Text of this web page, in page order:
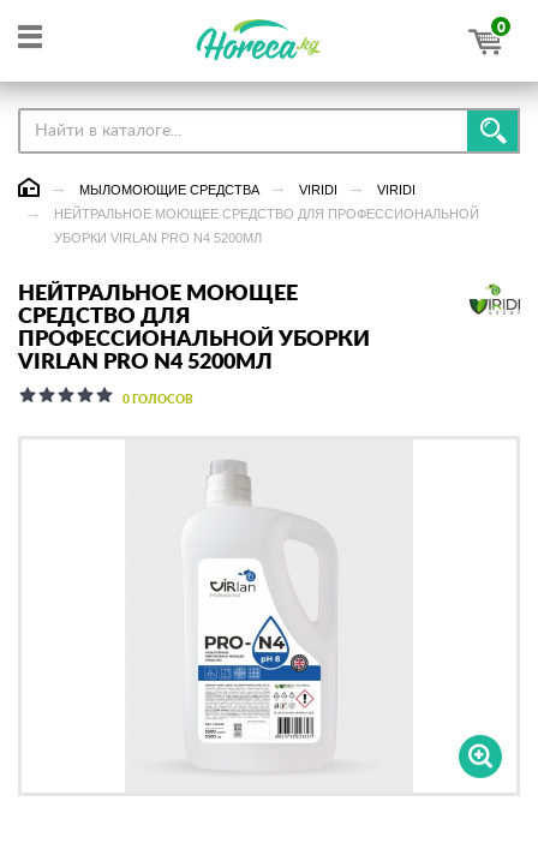
0
МЫЛОМОЮЩИЕ СРЕДСТВА VIRIDI
VIRIDI
НЕЙТРАЛЬНОЕ МОЮЩЕЕ СРЕДСТВО ДЛЯ ПРОФЕССИОНАЛЬНОЙ
УБОРКИ VIRLAN PRO N4 5200МЛ
НЕЙТРАЛЬНОЕ МОЮЩЕЕ
СРЕДСТВО ДЛЯ
ПРОФЕССИОНАЛЬНОЙ УБОРКИ
VIRLAN PRO N4 5200МЛ
0 ГОЛОСОВ